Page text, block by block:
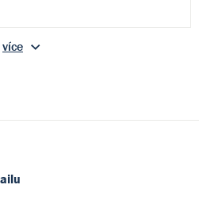
více